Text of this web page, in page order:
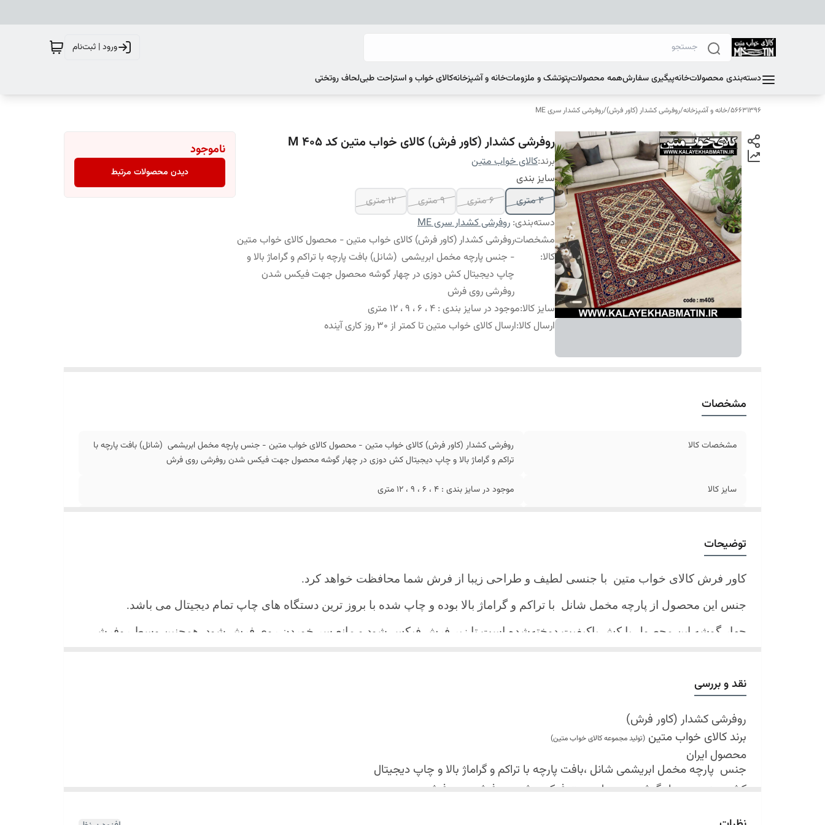
ورود | ثبت‌نام
دسته‌بندی محصولاتخانهپیگیری سفارشهمه محصولاتپتوتشک و ملزوماتخانه و آشپزخانهکالای خواب و استراحت طبیلحاف روتختی
56631396
/خانه و آشپزخانه/روفرشی کشدار (کاور فرش)/روفرشی کشدار سری ME
روفرشی کشدار (کاور فرش) کالای خواب متین کد M 405
برند:کالای خواب متین
سایز بندی
4 متری
6 متری 9 متری
12 متری
دسته‌بندی: روفرشی کشدار سری ME
مشخصات
کالا:
روفرشی کشدار (کاور فرش) کالای خواب متین - محصول کالای خواب متین
- جنس پارچه مخمل ابریشمی (شانل) بافت پارچه با تراکم و گراماژ بالا و
چاپ دیجیتال کش دوزی در چهار گوشه محصول جهت فیکس شدن
روفرشی روی فرش
سایز کالا:موجود در سایز بندی : 4 ، 6 ، 9 ، 12 متری
ارسال کالا:ارسال کالای خواب متین تا کمتر از 30 روز کاری آینده
ناموجود
دیدن محصولات مرتبط
مشخصات
مشخصات کالا
روفرشی کشدار (کاور فرش) کالای خواب متین - محصول کالای خواب متین - جنس پارچه مخمل ابریشمی (شانل) بافت پارچه با
تراکم و گراماژ بالا و چاپ دیجیتال کش دوزی در چهار گوشه محصول جهت فیکس شدن روفرشی روی فرش
سایز کالا موجود در سایز بندی : 4 ، 6 ، 9 ، 12 متری
توضیحات
کاور فرش کالای خواب متین با جنسی لطیف و طراحی زیبا از فرش شما محافظت خواهد کرد.
جنس این محصول از پارچه مخمل شانل با تراکم و گراماژ بالا بوده و چاپ شده با بروز ترین دستگاه های چاپ تمام دیجیتال می باشد.
چهار گوشه این محصول با کش باکیفیت دوخته‌شده است تا زیر فرش فیکس شود و مانع سر خوردن روی فرش شود. همچنین وسط روفرشی
شرایط شستشو:
اولین شستشو ترجیحا خشک شویی شود
شستشو در لباسشویی های خانگی بلامانع می باشد فقط به صورت جدا گانه شسته شود
حداکثر دمای شستشو 30 درجه سانتیگراد (عملیات ملایم)
از پودر های صابونی و آنزیم دار(دانه آبی) استفاده نشود. (بهترین ماده شوینده رنگین شوی+ نرم کننده میباشد)
در سایه خشک شود
نقد و بررسی
روفرشی کشدار (کاور فرش)
برند کالای خواب متین (تولید مجموعه کالای خواب متین)
محصول ایران
جنس پارچه مخمل ابریشمی شانل ،بافت پارچه با تراکم و گراماژ بالا و چاپ دیجیتال
کش دوزی در چهار گوشه محصول جهت فیکس شدن روفرشی روی فرش